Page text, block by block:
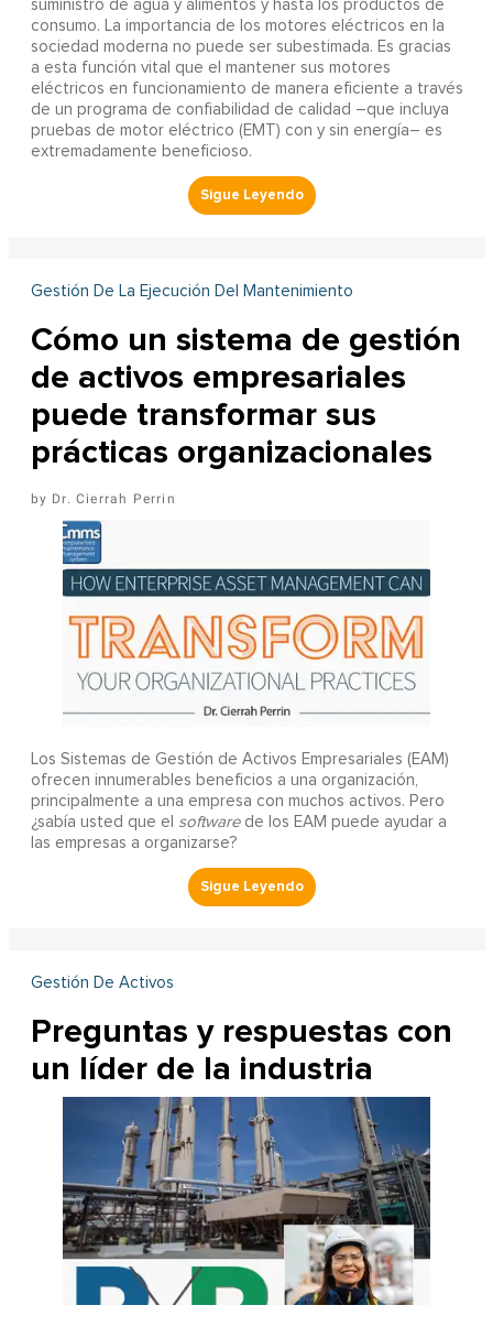
suministro de agua y alimentos y hasta los productos de
consumo. La importancia de los motores eléctricos en la
sociedad moderna no puede ser subestimada. Es gracias
a esta función vital que el mantener sus motores
eléctricos en funcionamiento de manera eficiente a través
de un programa de confiabilidad de calidad –que incluya
pruebas de motor eléctrico (EMT) con y sin energía– es
extremadamente beneficioso.
Gestión De La Ejecución Del Mantenimiento
Cómo un sistema de gestión
de activos empresariales
puede transformar sus
prácticas organizacionales
Dr. Cierrah Perrin
Los Sistemas de Gestión de Activos Empresariales (EAM)
ofrecen innumerables beneficios a una organización,
principalmente a una empresa con muchos activos. Pero
¿sabía usted que el softwarede los EAM puede ayudar a
las empresas a organizarse?
Gestión De Activos
Preguntas y respuestas con
un líder de la industria